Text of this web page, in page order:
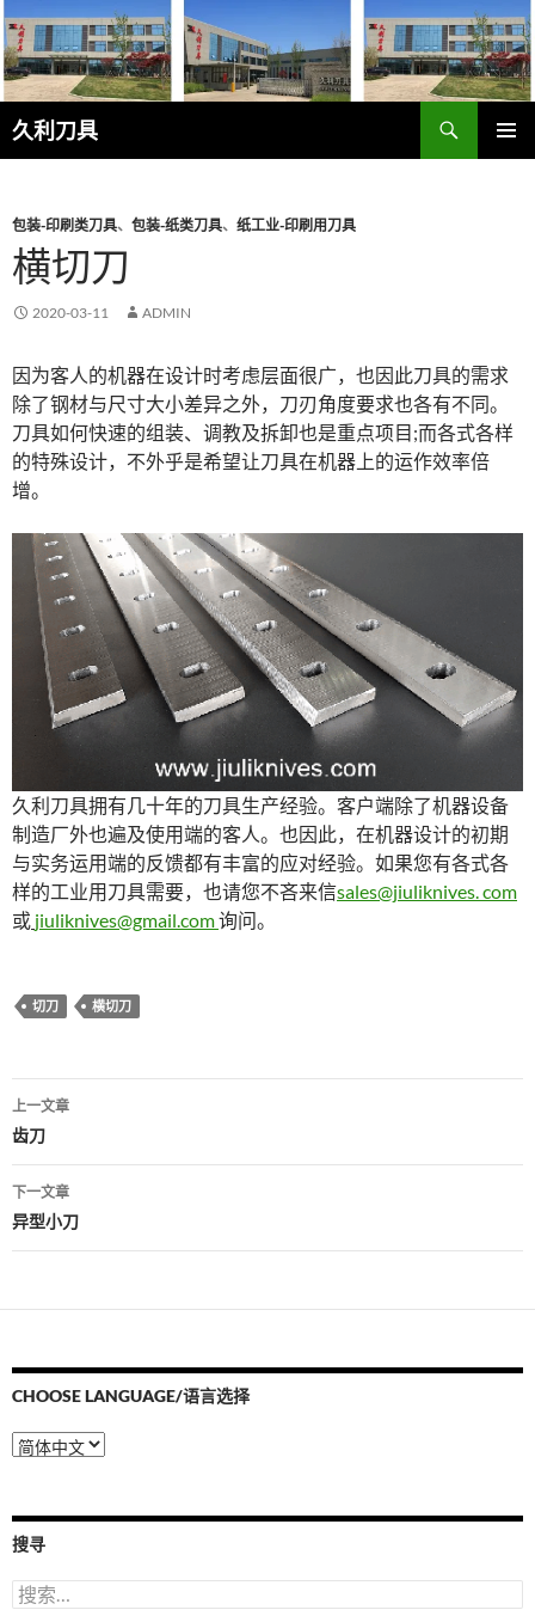
跳
至
正
文
久利刀具
搜
索
包装-印刷类刀具、 包装-纸类刀具、 纸工业-印刷用刀具
横切刀
2020-03-11 ADMIN
因为客人的机器在设计时考虑层面很广，也因此刀具的需求
除了钢材与尺寸大小差异之外，刀刃角度要求也各有不同。
刀具如何快速的组装、调教及拆卸也是重点项目;而各式各样
的特殊设计，不外乎是希望让刀具在机器上的运作效率倍
增。
久利刀具拥有几十年的刀具生产经验。客户端除了机器设备
制造厂外也遍及使用端的客人。也因此，在机器设计的初期
与实务运用端的反馈都有丰富的应对经验。如果您有各式各
样的工业用刀具需要，也请您不吝来信sales@jiuliknives. com
或 jiuliknives@gmail.com询问。
切刀 横切刀
文
章
导
航
上一文章
齿刀
下一文章
异型小刀
CHOOSE LANGUAGE/语言选择
Choose
Language/
选
择
搜寻
搜